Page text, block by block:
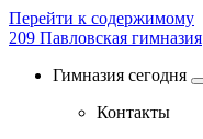
Перейти к содержимому
209 Павловская гимназия
Гимназия сегодня
Контакты